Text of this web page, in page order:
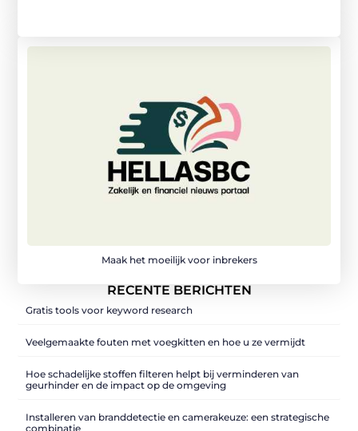
Maak het moeilijk voor inbrekers
RECENTE BERICHTEN
Gratis tools voor keyword research
Veelgemaakte fouten met voegkitten en hoe u ze vermijdt
Hoe schadelijke stoffen filteren helpt bij verminderen van
geurhinder en de impact op de omgeving
Installeren van branddetectie en camerakeuze: een strategische
combinatie